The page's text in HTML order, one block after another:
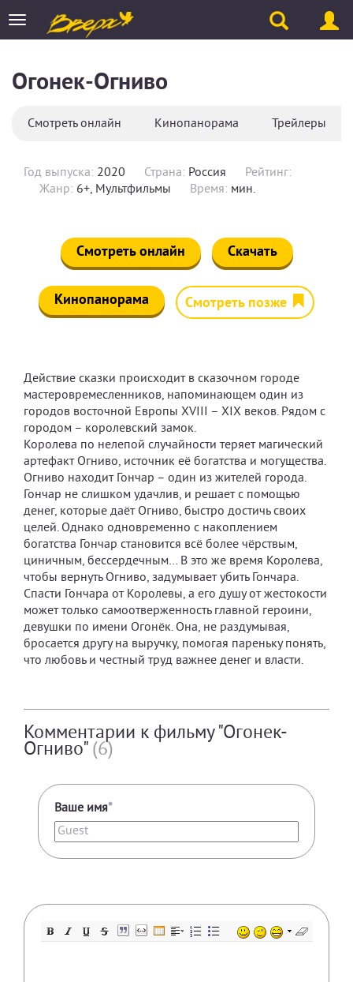
Toggle
navigation
Огонек-Огниво
Смотреть онлайн Кинопанорама Трейлеры
Год выпуска: 2020 Страна: Россия
Рейтинг:
Жанр: 6+, Мультфильмы Время: мин.
Смотреть онлайн Скачать
Кинопанорама Смотреть позже
Действие сказки происходит в сказочном городе
мастеровремесленников, напоминающем один из
городов восточной Европы XVIII – XIX веков. Рядом с
городом – королевский замок.
Королева по нелепой случайности теряет магический
артефакт Огниво, источник её богатства и могущества.
Огниво находит Гончар – один из жителей города.
Гончар не слишком удачлив, и решает с помощью
денег, которые даёт Огниво, быстро достичь своих
целей. Однако одновременно с накоплением
богатства Гончар становится всё более чёрствым,
циничным, бессердечным… В это же время Королева,
чтобы вернуть Огниво, задумывает убить Гончара.
Спасти Гончара от Королевы, а его душу от жестокости
может только самоотверженность главной героини,
девушки по имени Огонёк. Она, не раздумывая,
бросается другу на выручку, помогая пареньку понять,
что любовь и честный труд важнее денег и власти.
Комментарии к фильму "Огонек-
Огниво" (6)
Ваше имя*